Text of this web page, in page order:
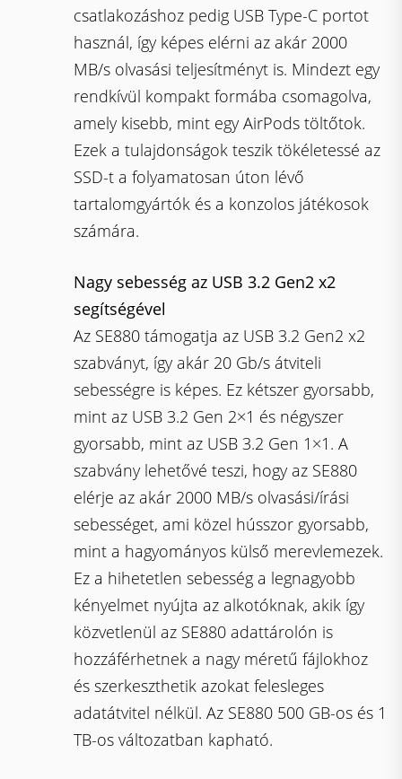
csatlakozáshoz pedig USB Type-C portot
használ, így képes elérni az akár 2000
MB/s olvasási teljesítményt is. Mindezt egy
rendkívül kompakt formába csomagolva,
amely kisebb, mint egy AirPods töltőtok.
Ezek a tulajdonságok teszik tökéletessé az
SSD-t a folyamatosan úton lévő
tartalomgyártók és a konzolos játékosok
számára.
Nagy sebesség az USB 3.2 Gen2 x2
segítségével
Az SE880 támogatja az USB 3.2 Gen2 x2
szabványt, így akár 20 Gb/s átviteli
sebességre is képes. Ez kétszer gyorsabb,
mint az USB 3.2 Gen 2×1 és négyszer
gyorsabb, mint az USB 3.2 Gen 1×1. A
szabvány lehetővé teszi, hogy az SE880
elérje az akár 2000 MB/s olvasási/írási
sebességet, ami közel hússzor gyorsabb,
mint a hagyományos külső merevlemezek.
Ez a hihetetlen sebesség a legnagyobb
kényelmet nyújta az alkotóknak, akik így
közvetlenül az SE880 adattárolón is
hozzáférhetnek a nagy méretű fájlokhoz
és szerkeszthetik azokat felesleges
adatátvitel nélkül. Az SE880 500 GB-os és 1
TB-os változatban kapható.